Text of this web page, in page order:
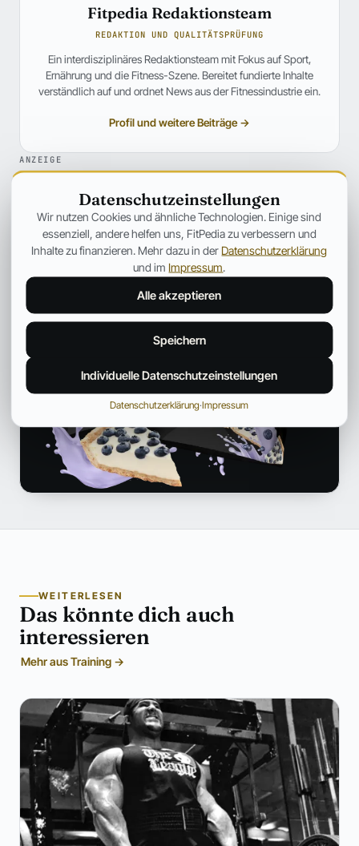
Fitpedia Redaktionsteam
REDAKTION UND QUALITÄTSPRÜFUNG
Ein interdisziplinäres Redaktionsteam mit Fokus auf Sport,
Ernährung und die Fitness-Szene. Bereitet fundierte Inhalte
verständlich auf und ordnet News aus der Fitnessindustrie ein.
Profil und weitere Beiträge →
ANZEIGE
WEITERLESEN
Das könnte dich auch
interessieren
Mehr aus Training →
Datenschutzeinstellungen
Wir nutzen Cookies und ähnliche Technologien. Einige sind
essenziell, andere helfen uns, FitPedia zu verbessern und
Inhalte zu finanzieren. Mehr dazu in der Datenschutzerklärung
und im Impressum
Alle akzeptieren
Speichern
Individuelle Datenschutzeinstellungen
Datenschutzerklärung·Impressum